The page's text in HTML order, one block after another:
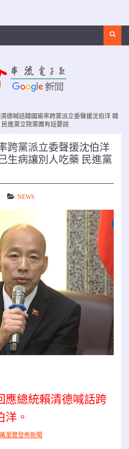
德喊話韓國瑜率跨黨派立委聲援沈伯洋 韓
進黨立院黨團有話要說
跨黨派立委聲援沈伯洋
生病讓別人吃藥 民進黨
NEWS
應總統賴清德喊話跨
洋。
瀏覽發佈新聞